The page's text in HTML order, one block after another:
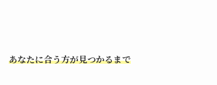
あなたに合う方が見つかるまで